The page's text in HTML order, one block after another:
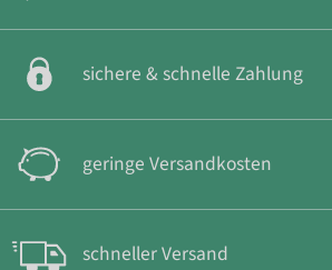
sichere & schnelle Zahlung
geringe Versandkosten
schneller Versand